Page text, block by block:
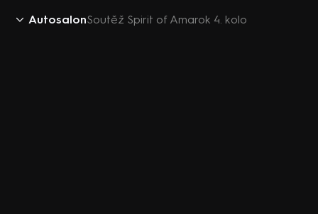
AutosalonSoutěž Spirit of Amarok 4. kolo